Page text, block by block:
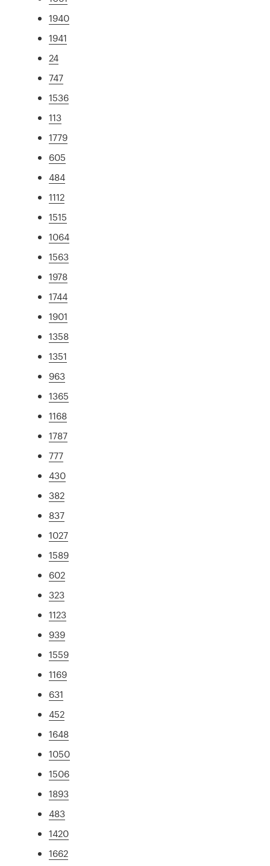
1940
1941
24
747
1536
113
1779
605
484
1112
1515
1064
1563
1978
1744
1901
1358
1351
963
1365
1168
1787
777
430
382
837
1027
1589
602
323
1123
939
1559
1169
631
452
1648
1050
1506
1893
483
1420
1662